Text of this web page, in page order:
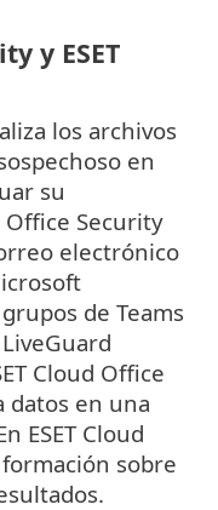
y ESET
los archivos
en
su
Office Security
electrónico
de Teams
Cloud Office
datos en una
ESET Cloud
sobre